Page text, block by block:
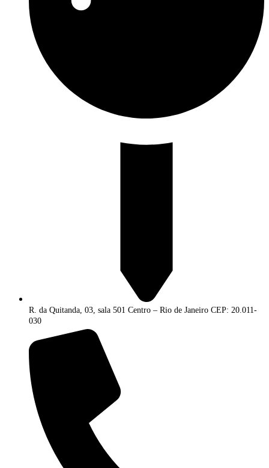
R. da Quitanda, 03, sala 501 Centro – Rio de Janeiro CEP: 20.011-
030